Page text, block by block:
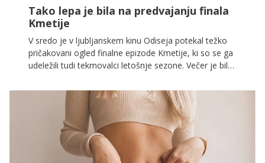
Tako lepa je bila na predvajanju finala
Kmetije
V sredo je v ljubljanskem kinu Odiseja potekal težko
pričakovani ogled finalne epizode Kmetije, ki so se ga
udeležili tudi tekmovalci letošnje sezone. Večer je bil
videzov, ki jih razkrivamo v nadaljevanju.